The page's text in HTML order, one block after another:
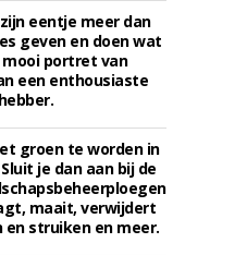
eentje meer dan
geven en doen wat
portret van
een enthousiaste
groen te worden in
je dan aan bij de
maait, verwijdert
struiken en meer.